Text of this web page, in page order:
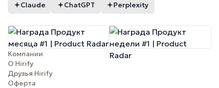
Claude ChatGPT Perplexity
Компании
О Hirify
Друзья Hirify
Оферта